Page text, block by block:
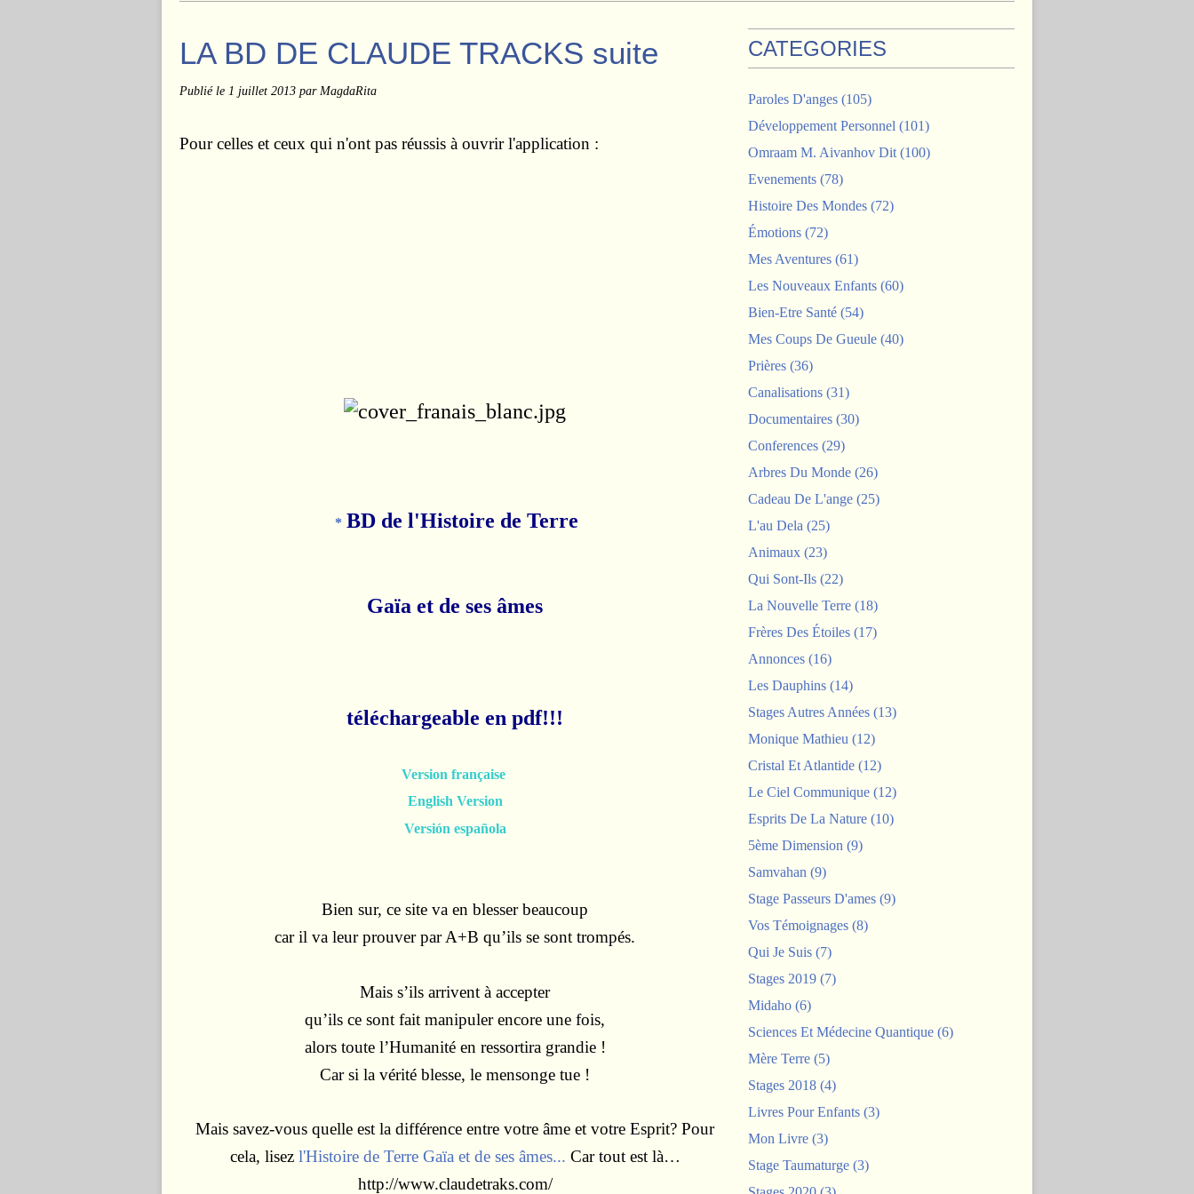
LA BD DE CLAUDE TRACKS suite
Publié le 1 juillet 2013 par MagdaRita
Pour celles et ceux qui n'ont pas réussis à ouvrir l'application :
* BD de l'Histoire de Terre
Gaïa et de ses âmes
téléchargeable en pdf!!!
Version française
English Version
Versión española
Bien sur, ce site va en blesser beaucoup
car il va leur prouver par A+B qu’ils se sont trompés.
Mais s’ils arrivent à accepter
qu’ils ce sont fait manipuler encore une fois,
alors toute l’Humanité en ressortira grandie !
Car si la vérité blesse, le mensonge tue !
Mais savez-vous quelle est la différence entre votre âme et votre Esprit? Pour
cela, lisez l'Histoire de Terre Gaïa et de ses âmes... Car tout est là…
http://www.claudetraks.com/
CATEGORIES
Paroles D'anges (105)
Développement Personnel (101)
Omraam M. Aivanhov Dit (100)
Evenements (78)
Histoire Des Mondes (72)
Émotions (72)
Mes Aventures (61)
Les Nouveaux Enfants (60)
Bien-Etre Santé (54)
Mes Coups De Gueule (40)
Prières (36)
Canalisations (31)
Documentaires (30)
Conferences (29)
Arbres Du Monde (26)
Cadeau De L'ange (25)
L'au Dela (25)
Animaux (23)
Qui Sont-Ils (22)
La Nouvelle Terre (18)
Frères Des Étoiles (17)
Annonces (16)
Les Dauphins (14)
Stages Autres Années (13)
Monique Mathieu (12)
Cristal Et Atlantide (12)
Le Ciel Communique (12)
Esprits De La Nature (10)
5ème Dimension (9)
Samvahan (9)
Stage Passeurs D'ames (9)
Vos Témoignages (8)
Qui Je Suis (7)
Stages 2019 (7)
Midaho (6)
Sciences Et Médecine Quantique (6)
Mère Terre (5)
Stages 2018 (4)
Livres Pour Enfants (3)
Mon Livre (3)
Stage Taumaturge (3)